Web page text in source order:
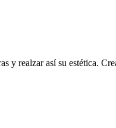
realzar así su estética.